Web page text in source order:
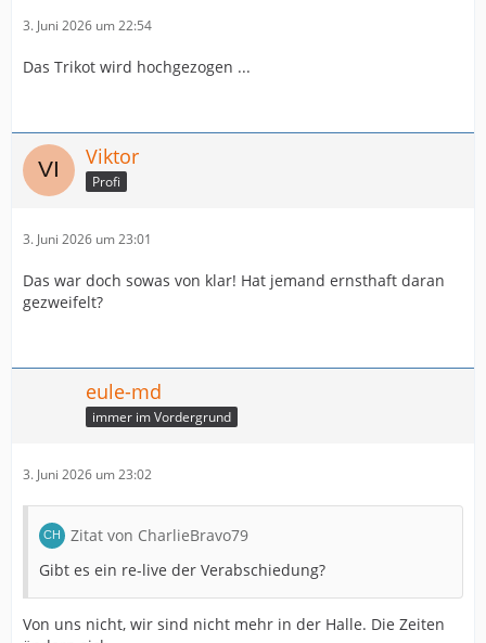
3. Juni 2026 um 22:54
Das Trikot wird hochgezogen ...
Viktor
Profi
3. Juni 2026 um 23:01
Das war doch sowas von klar! Hat jemand ernsthaft daran
gezweifelt?
eule-md
immer im Vordergrund
3. Juni 2026 um 23:02
Zitat von CharlieBravo79
Gibt es ein re-live der Verabschiedung?
Von uns nicht, wir sind nicht mehr in der Halle. Die Zeiten